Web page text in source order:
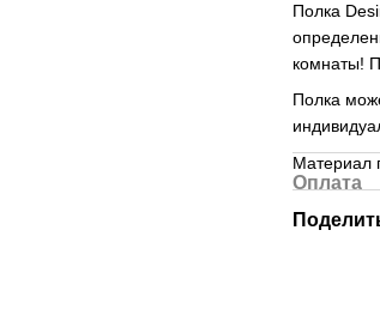
Полка
комнаты!
Полка
Материал
Оплата